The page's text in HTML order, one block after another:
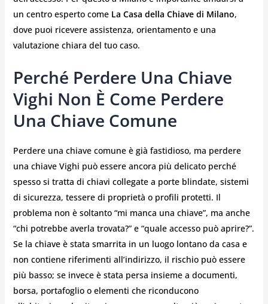
un centro esperto come La Casa della Chiave di Milano,
dove puoi ricevere assistenza, orientamento e una
valutazione chiara del tuo caso.
Perché Perdere Una Chiave
Vighi Non È Come Perdere
Una Chiave Comune
Perdere una chiave comune è già fastidioso, ma perdere
una chiave Vighi può essere ancora più delicato perché
spesso si tratta di chiavi collegate a porte blindate, sistemi
di sicurezza, tessere di proprietà o profili protetti. Il
problema non è soltanto “mi manca una chiave”, ma anche
“chi potrebbe averla trovata?” e “quale accesso può aprire?”.
Se la chiave è stata smarrita in un luogo lontano da casa e
non contiene riferimenti all’indirizzo, il rischio può essere
più basso; se invece è stata persa insieme a documenti,
borsa, portafoglio o elementi che riconducono